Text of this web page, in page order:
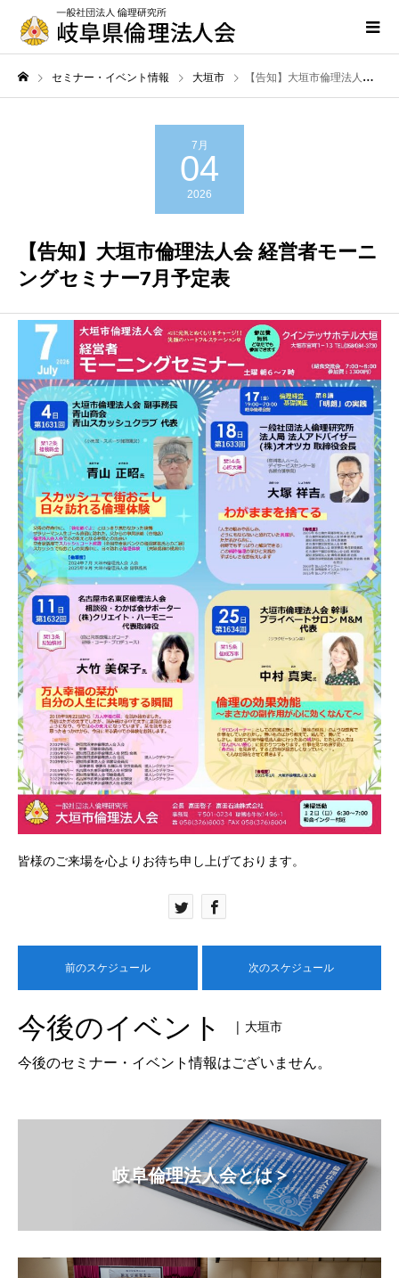
セミナー・イベント情報 大垣市 【告知】大垣市倫理法人会 経営者モーニングセミナー7月予定表
7月
04
2026
【告知】大垣市倫理法人会 経営者モーニ
ングセミナー7月予定表
皆様のご来場を心よりお待ち申し上げております。
前のスケジュール 次のスケジュール
今後のイベント | 大垣市
今後のセミナー・イベント情報はございません。
岐阜倫理法人会とは >